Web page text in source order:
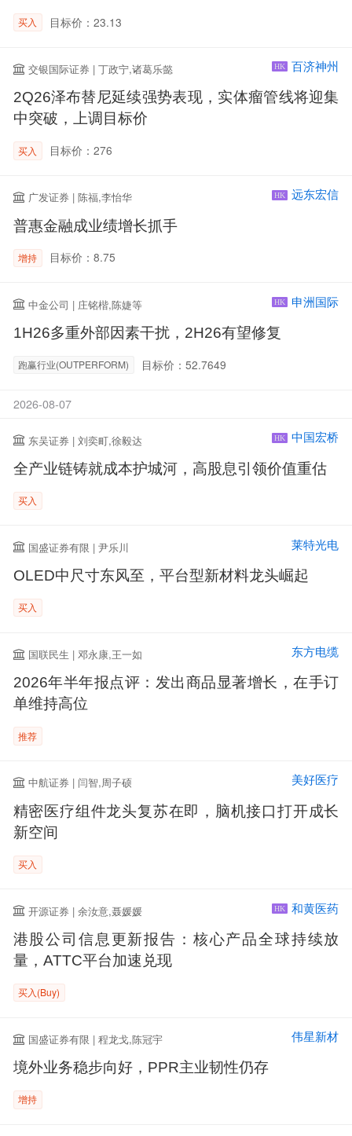
买入 目标价：23.13
交银国际证券 | 丁政宁,诸葛乐懿 HK 百济神州
2Q26泽布替尼延续强势表现，实体瘤管线将迎集
中突破，上调目标价
买入 目标价：276
广发证券 | 陈福,李怡华 HK 远东宏信
普惠金融成业绩增长抓手
增持 目标价：8.75
中金公司 | 庄铭楷,陈婕等 HK 申洲国际
1H26多重外部因素干扰，2H26有望修复
跑赢行业(OUTPERFORM) 目标价：52.7649
2026-08-07
东吴证券 | 刘奕町,徐毅达 HK 中国宏桥
全产业链铸就成本护城河，高股息引领价值重估
买入
国盛证券有限 | 尹乐川 莱特光电
OLED中尺寸东风至，平台型新材料龙头崛起
买入
国联民生 | 邓永康,王一如 东方电缆
2026年半年报点评：发出商品显著增长，在手订
单维持高位
推荐
中航证券 | 闫智,周子硕 美好医疗
精密医疗组件龙头复苏在即，脑机接口打开成长
新空间
买入
开源证券 | 余汝意,聂媛媛 HK 和黄医药
港股公司信息更新报告：核心产品全球持续放
量，ATTC平台加速兑现
买入(Buy)
国盛证券有限 | 程龙戈,陈冠宇 伟星新材
境外业务稳步向好，PPR主业韧性仍存
增持